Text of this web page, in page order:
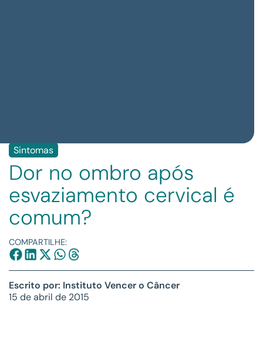
Sintomas
Dor no ombro após
esvaziamento cervical é
comum?
COMPARTILHE:
Escrito por: Instituto Vencer o Câncer
15 de abril de 2015